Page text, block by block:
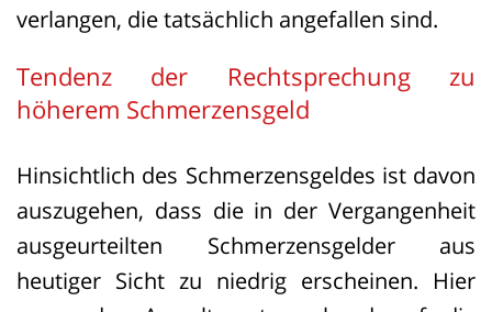
verlangen, die tatsächlich angefallen sind.
Tendenz der Rechtsprechung zu
höherem Schmerzensgeld
Hinsichtlich des Schmerzensgeldes ist davon
auszugehen, dass die in der Vergangenheit
ausgeurteilten Schmerzensgelder aus
heutiger Sicht zu niedrig erscheinen. Hier